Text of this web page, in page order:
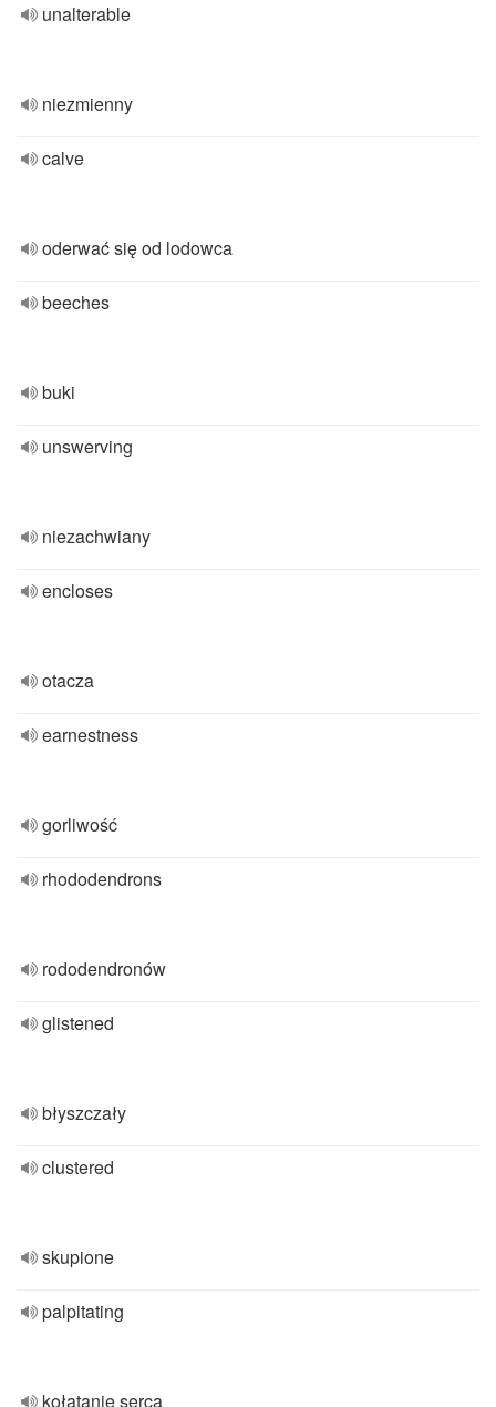
unalterable
niezmienny
calve
oderwać się od lodowca
beeches
buki
unswerving
niezachwiany
encloses
otacza
earnestness
gorliwość
rhododendrons
rododendronów
glistened
błyszczały
clustered
skupione
palpitating
kołatanie serca